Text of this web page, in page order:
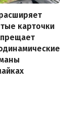
карточки